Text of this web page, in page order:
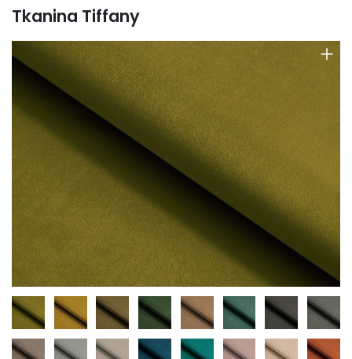
Tkanina Tiffany
+